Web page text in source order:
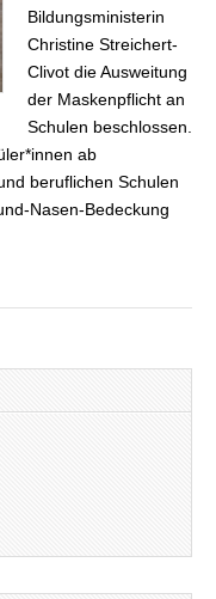
Bildungsministerin
Christine Streichert-
Clivot die Ausweitung
der Maskenpflicht an
Schulen beschlossen.
ab
beruflichen Schulen
Nasen-Bedeckung